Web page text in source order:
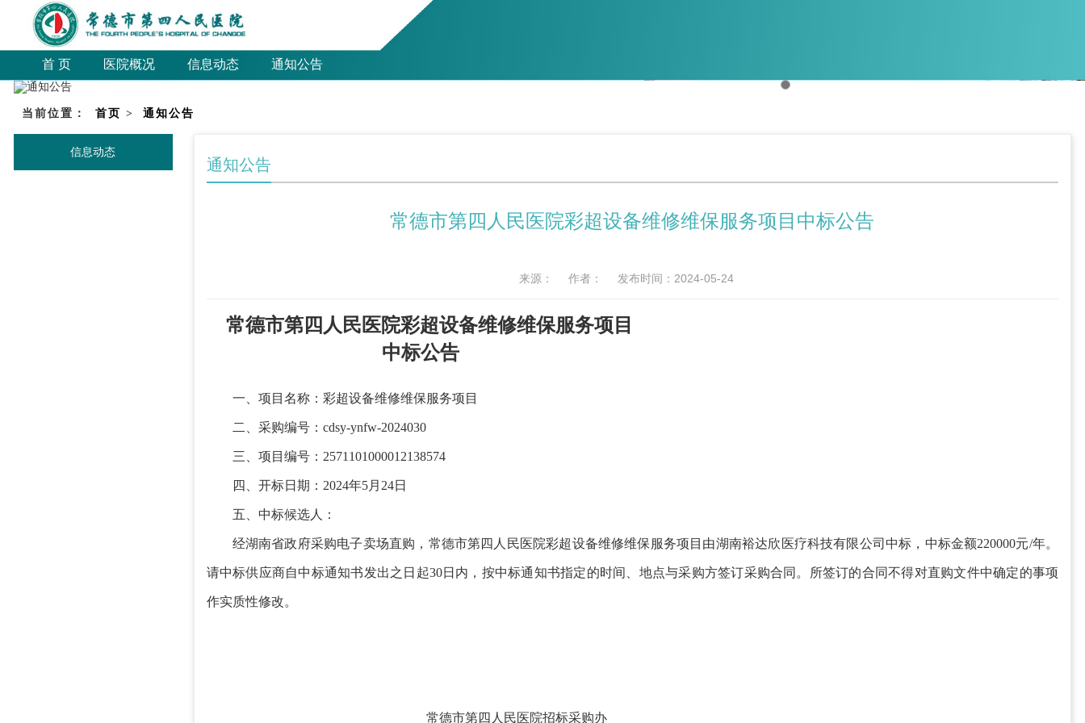
首 页 医院概况 信息动态 通知公告
当前位置： 首页 > 通知公告
信息动态
通知公告
常德市第四人民医院彩超设备维修维保服务项目中标公告
来源： 作者： 发布时间：2024-05-24
常德市第四人民医院彩超设备维修维保服务项目
中标公告
一、 项目名称： 彩超设备维修维保服务项目
二、 采购编号： cdsy-ynfw-2024030
三、 项目 编号： 2571101000012138574
四、 开标日期： 2024年5月 24日
五、 中标候选人：
经湖南省政府采购电子卖场直购 ， 常德市第四人民医院彩超设备维修维保服务项目 由湖南裕达欣医疗科技有限公司中标，中标金额220000元/年。
请中标供应商自中标通知书发出之日起30日内，按中标通知书指定的时间、地点与采购方签订采购合同。所签订的合同不得对直购文件中确定的事项
作实质性修改。
常德市第四人民医院招标采购办